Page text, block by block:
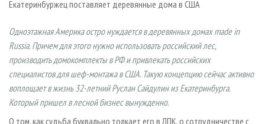
СУШКА ДРЕВЕСИНЫ
ПРОИЗВОДСТВО ДРЕВЕСНЫХ ПЛИТ
ДЕРЕВЯННОЕ ДОМОСТРОЕНИЕ
ПРОИЗВОДСТВО МЕБЕЛИ
БИОЭНЕРГЕТИКА
ЦБП
ПЕРСОНЫ
МОБИЛЬНЫЕ ВЫСТАВКИ
ОФИЦИАЛЬНЫЕ ДЕЛЕГАЦИИ
ПРИОРИТЕТНЫЕ ИНВЕСТПРОЕКТЫ
RUSSIAN FORESTRY REVIEW
ГАЗЕТА ЛЕСПРОМФОРУМ
КОНТАКТЫ
РЕКЛАМА
РЕКЛАМА НА САЙТЕ
Екатеринбуржец поставляет деревянные дома в США
Одноэтажная Америка остро нуждается в деревянных домах made in
Russia. Причем для этого нужно использовать российский лес,
производить домокомплекты в РФ и привлекать российских
специалистов для шеф-монтажа в США. Такую концепцию сейчас активно
воплощает в жизнь 32-летний Руслан Сайдулин из Екатеринбурга.
Который пришел в лесной бизнес вынужденно.
О том, как судьба буквально толкает его в ЛПК, о сотрудничестве с